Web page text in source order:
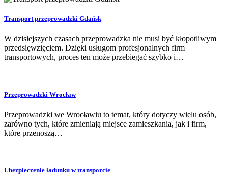
Transport przeprowadzki Gdańsk
W dzisiejszych czasach przeprowadzka nie musi być kłopotliwym
przedsięwzięciem. Dzięki usługom profesjonalnych firm
transportowych, proces ten może przebiegać szybko i…
Przeprowadzki Wrocław
Przeprowadzki we Wrocławiu to temat, który dotyczy wielu osób,
zarówno tych, które zmieniają miejsce zamieszkania, jak i firm,
które przenoszą…
Ubezpieczenie ładunku w transporcie